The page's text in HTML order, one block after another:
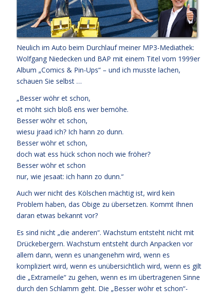
Neulich im Auto beim Durchlauf meiner MP3-Mediathek:
Wolfgang Niedecken und BAP mit einem Titel vom 1999er
Album „Comics & Pin-Ups“ – und ich musste lachen,
schauen Sie selbst …
„Besser wöhr et schon,
et möht sich bloß ens wer bemöhe.
Besser wöhr et schon,
wiesu jraad ich? Ich hann zo dunn.
Besser wöhr et schon,
doch wat ess hück schon noch wie fröher?
Besser wöhr et schon
nur, wie jesaat: ich hann zo dunn.“
Auch wer nicht des Kölschen mächtig ist, wird kein
Problem haben, das Obige zu übersetzen. Kommt Ihnen
daran etwas bekannt vor?
Es sind nicht „die anderen“. Wachstum entsteht nicht mit
Drückebergern. Wachstum entsteht durch Anpacken vor
allem dann, wenn es unangenehm wird, wenn es
kompliziert wird, wenn es unübersichtlich wird, wenn es gilt
die „Extrameile“ zu gehen, wenn es im übertragenen Sinne
durch den Schlamm geht. Die „Besser wöhr et schon“-